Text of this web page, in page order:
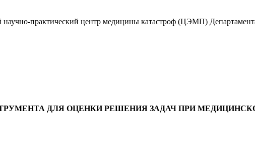
практический центр медицины катастроф (ЦЭМП)
ДЛЯ ОЦЕНКИ РЕШЕНИЯ ЗАДАЧ ПРИ